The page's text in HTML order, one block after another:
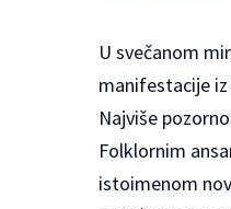
U svečanom
manifestacije
Najviše
Folklornim
istoimenom